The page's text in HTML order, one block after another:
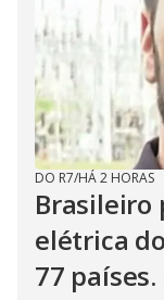
DO R7/HÁ 2 HORAS
Brasileiro
elétrica
77